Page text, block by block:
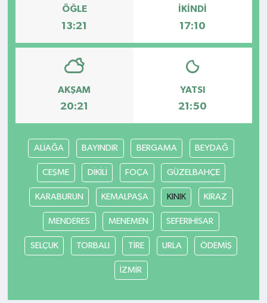
ÖĞLE
13:21
İKINDI
17:10
AKŞAM
20:21
YATSI
21:50
ALİAĞA BAYINDIR BERGAMA BEYDAĞ
CEŞME DİKİLİ FOÇA GÜZELBAHÇE
KARABURUN KEMALPAŞA KINIK KİRAZ
MENDERES MENEMEN SEFERIHİSAR
SELÇUK TORBALI TİRE URLA ÖDEMİŞ
İZMİR